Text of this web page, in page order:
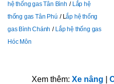
hệ thống gas Tân Bình
Lắp hệ
thống gas Tân Phú
Lắp hệ thống
gas Bình Chánh
Lắp hệ thống gas
Hóc Môn
Xem thêm: Xe nâng